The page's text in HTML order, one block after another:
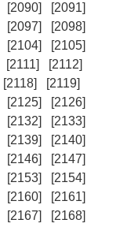
[2090]
[2091]
[2097]
[2098]
[2104]
[2105]
[2111]
[2112]
[2118]
[2119]
[2125]
[2126]
[2132]
[2133]
[2139]
[2140]
[2146]
[2147]
[2153]
[2154]
[2160]
[2161]
[2167]
[2168]